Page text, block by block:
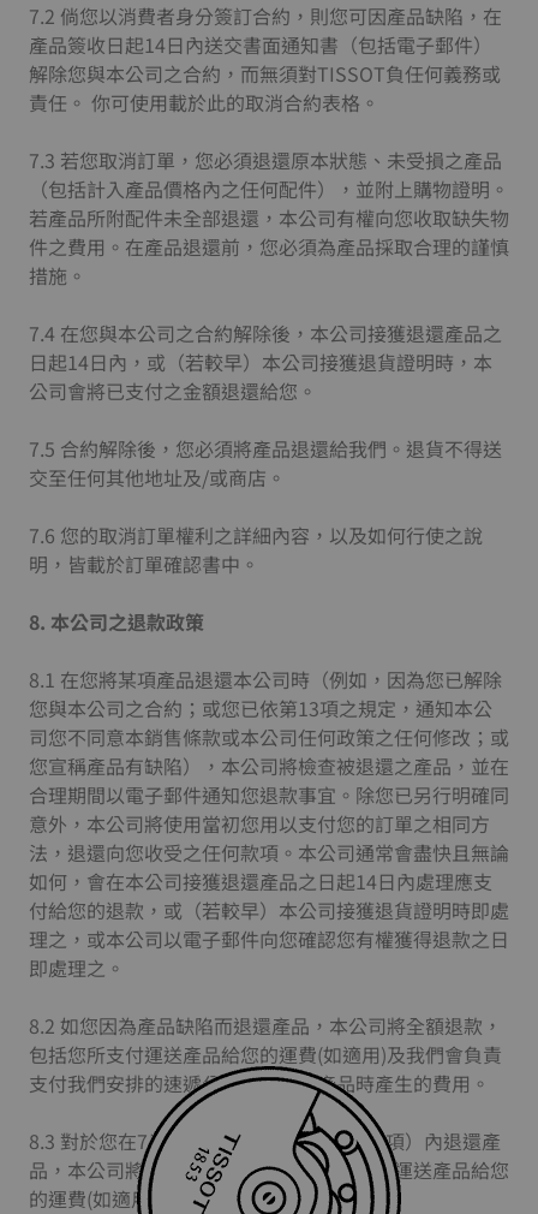
7.2 倘您以消費者身分簽訂合約，則您可因產品缺陷，在
產品簽收日起14日內送交書面通知書（包括電子郵件）
解除您與本公司之合約，而無須對TISSOT負任何義務或
責任。 你可使用載於此的取消合約表格。
7.3 若您取消訂單，您必須退還原本狀態、未受損之產品
（包括計入產品價格內之任何配件），並附上購物證明。
若產品所附配件未全部退還，本公司有權向您收取缺失物
件之費用。在產品退還前，您必須為產品採取合理的謹慎
措施。
7.4 在您與本公司之合約解除後，本公司接獲退還產品之
日起14日內，或（若較早）本公司接獲退貨證明時，本
公司會將已支付之金額退還給您。
7.5 合約解除後，您必須將產品退還給我們。退貨不得送
交至任何其他地址及/或商店。
7.6 您的取消訂單權利之詳細內容，以及如何行使之說
明，皆載於訂單確認書中。
8. 本公司之退款政策
8.1 在您將某項產品退還本公司時（例如，因為您已解除
您與本公司之合約；或您已依第13項之規定，通知本公
司您不同意本銷售條款或本公司任何政策之任何修改；或
您宣稱產品有缺陷），本公司將檢查被退還之產品，並在
合理期間以電子郵件通知您退款事宜。除您已另行明確同
意外，本公司將使用當初您用以支付您的訂單之相同方
法，退還向您收受之任何款項。本公司通常會盡快且無論
如何，會在本公司接獲退還產品之日起14日內處理應支
付給您的退款，或（若較早）本公司接獲退貨證明時即處
理之，或本公司以電子郵件向您確認您有權獲得退款之日
即處理之。
8.2 如您因為產品缺陷而退還產品，本公司將全額退款，
包括您所支付運送產品給您的運費(如適用)及我們會負責
支付我們安排的速遞公司取回退還產品時產生的費用。
8.3 對於您在7日解除權期（請參以上第7.2項）內退還產
品，本公司將全額退款，但不包括您所支付運送產品給您
的運費(如適用)。